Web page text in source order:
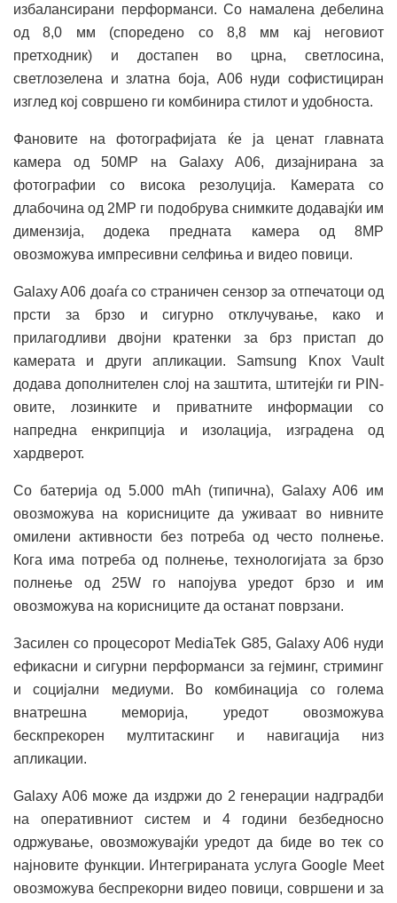
избалансирани перформанси. Со намалена дебелина
од 8,0 мм (споредено со 8,8 мм кај неговиот
претходник) и достапен во црна, светлосина,
светлозелена и златна боја, A06 нуди софистициран
изглед кој совршено ги комбинира стилот и удобноста.
Фановите на фотографијата ќе ја ценат главната
камера од 50MP на Galaxy A06, дизајнирана за
фотографии со висока резолуција. Камерата со
длабочина од 2MP ги подобрува снимките додавајќи им
димензија, додека предната камера од 8MP
овозможува импресивни селфиња и видео повици.
Galaxy A06 доаѓа со страничен сензор за отпечатоци од
прсти за брзо и сигурно отклучување, како и
прилагодливи двојни кратенки за брз пристап до
камерата и други апликации. Samsung Knox Vault
додава дополнителен слој на заштита, штитејќи ги PIN-
овите, лозинките и приватните информации со
напредна енкрипција и изолација, изградена од
хардверот.
Со батерија од 5.000 mAh (типична), Galaxy A06 им
овозможува на корисниците да уживаат во нивните
омилени активности без потреба од често полнење.
Кога има потреба од полнење, технологијата за брзо
полнење од 25W го напојува уредот брзо и им
овозможува на корисниците да останат поврзани.
Засилен со процесорот MediaTek G85, Galaxy A06 нуди
ефикасни и сигурни перформанси за гејминг, стриминг
и социјални медиуми. Во комбинација со голема
внатрешна меморија, уредот овозможува
бескпрекорен мултитаскинг и навигација низ
апликации.
Galaxy A06 може да издржи до 2 генерации надградби
на оперативниот систем и 4 години безбедносно
одржување, овозможувајќи уредот да биде во тек со
најновите функции. Интегрираната услуга Google Meet
овозможува беспрекорни видео повици, совршени и за